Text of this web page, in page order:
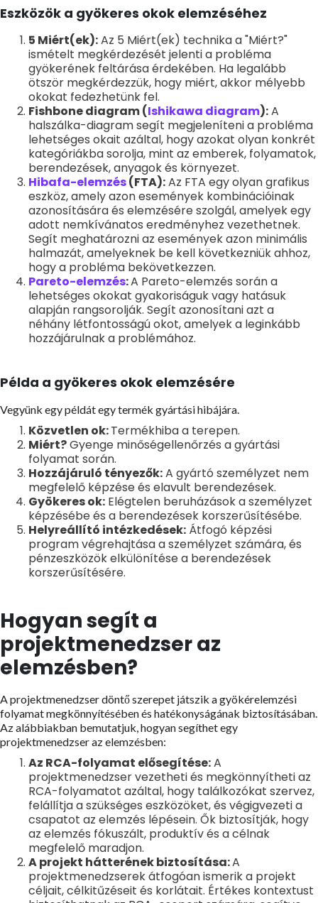
Eszközök a gyökeres okok elemzéséhez
5 Miért(ek):Az 5 Miért(ek) technika a "Miért?"
ismételt megkérdezését jelenti a probléma
gyökerének feltárása érdekében. Ha legalább
ötször megkérdezzük, hogy miért, akkor mélyebb
okokat fedezhetünk fel.
Fishbone diagram (Ishikawa diagram):A
halszálka-diagram segít megjeleníteni a probléma
lehetséges okait azáltal, hogy azokat olyan konkrét
kategóriákba sorolja, mint az emberek, folyamatok,
berendezések, anyagok és környezet.
Hibafa-elemzés(FTA):Az FTA egy olyan grafikus
eszköz, amely azon események kombinációinak
azonosítására és elemzésére szolgál, amelyek egy
adott nemkívánatos eredményhez vezethetnek.
Segít meghatározni az események azon minimális
halmazát, amelyeknek be kell következniük ahhoz,
hogy a probléma bekövetkezzen.
Pareto-elemzés:A Pareto-elemzés során a
lehetséges okokat gyakoriságuk vagy hatásuk
alapján rangsorolják. Segít azonosítani azt a
néhány létfontosságú okot, amelyek a leginkább
hozzájárulnak a problémához.
Példa a gyökeres okok elemzésére
Vegyünk egy példát egy termék gyártási hibájára.
Közvetlen ok:Termékhiba a terepen.
Miért?Gyenge minőségellenőrzés a gyártási
folyamat során.
Hozzájáruló tényezők:A gyártó személyzet nem
megfelelő képzése és elavult berendezések.
Gyökeres ok: Elégtelen beruházások a személyzet
képzésébe és a berendezések korszerűsítésébe.
Helyreállító intézkedések: Átfogó képzési
program végrehajtása a személyzet számára, és
pénzeszközök elkülönítése a berendezések
korszerűsítésére.
Hogyan segít a
projektmenedzser az
elemzésben?
A projektmenedzser döntő szerepet játszik a gyökérelemzési
folyamat megkönnyítésében és hatékonyságának biztosításában.
Az alábbiakban bemutatjuk, hogyan segíthet egy
projektmenedzser az elemzésben:
Az RCA-folyamat elősegítése:A
projektmenedzser vezetheti és megkönnyítheti az
RCA-folyamatot azáltal, hogy találkozókat szervez,
felállítja a szükséges eszközöket, és végigvezeti a
csapatot az elemzés lépésein. Ők biztosítják, hogy
az elemzés fókuszált, produktív és a célnak
megfelelő maradjon.
A projekt hátterének biztosítása:A
projektmenedzserek átfogóan ismerik a projekt
céljait, célkitűzéseit és korlátait. Értékes kontextust